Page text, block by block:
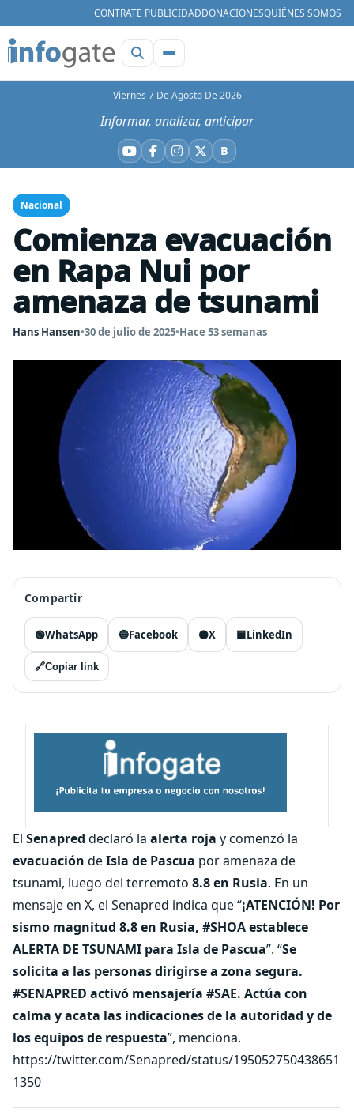
CONTRATE PUBLICIDADDONACIONESQUIÉNES SOMOS
Viernes 7 De Agosto De 2026
Informar, analizar, anticipar
YouTube
Facebook
Instagram
X BBluesky
Nacional
Comienza evacuación
en Rapa Nui por
amenaza de tsunami
Hans Hansen•30 de julio de 2025•Hace 53 semanas
Compartir
🟢WhatsApp 🔵Facebook ⚫X 🟦LinkedIn
🔗Copiar link
El Senapred declaró la alerta roja y comenzó la
evacuación deIsla de Pascua por amenaza de
tsunami, luego del terremoto 8.8 en Rusia. En un
mensaje en X, el Senapred indica que “¡ATENCIÓN! Por
sismo magnitud 8.8 en Rusia, #SHOA establece
ALERTA DE TSUNAMI para Isla de Pascua”. “Se
solicita a las personas dirigirse a zona segura.
#SENAPRED activó mensajería #SAE. Actúa con
calma y acata las indicaciones de la autoridad y de
los equipos de respuesta”, menciona.
https://twitter.com/Senapred/status/195052750438651
1350